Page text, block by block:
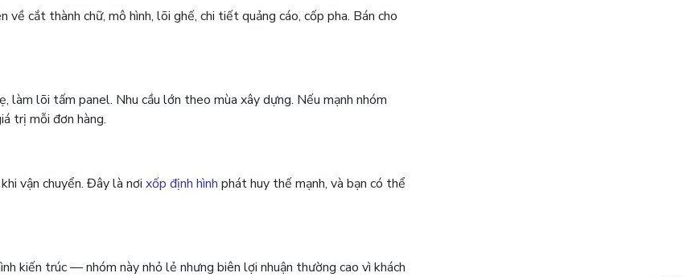
cắt thành chữ, mô hình, lõi ghế, chi tiết quảng cáo, cốp pha. Bán cho
làm lõi tấm panel. Nhu cầu lớn theo mùa xây dựng. Nếu mạnh nhóm
trị mỗi đơn hàng.
vận chuyển. Đây là nơi xốp định hình phát huy thế mạnh, và bạn có thể
kiến trúc — nhóm này nhỏ lẻ nhưng biên lợi nhuận thường cao vì khách